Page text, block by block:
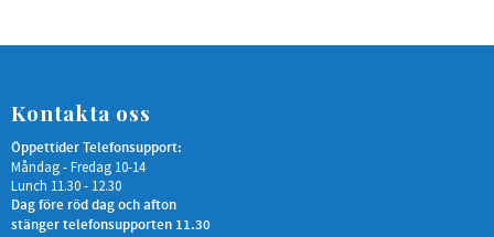
Kontakta oss
Öppettider Telefonsupport:
Måndag - Fredag 10-14
Lunch 11.30 - 12.30
Dag före röd dag och afton
stänger telefonsupporten 11.30